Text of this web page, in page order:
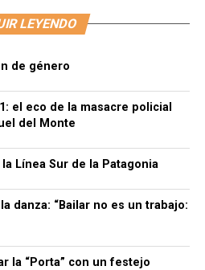
LEYENDO
de género
el eco de la masacre policial
del Monte
Línea Sur de la Patagonia
danza: “Bailar no es un trabajo:
la “Porta” con un festejo